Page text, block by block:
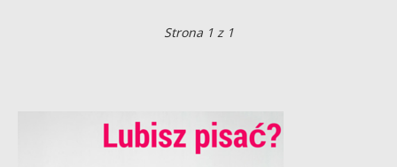
Strona 1 z 1